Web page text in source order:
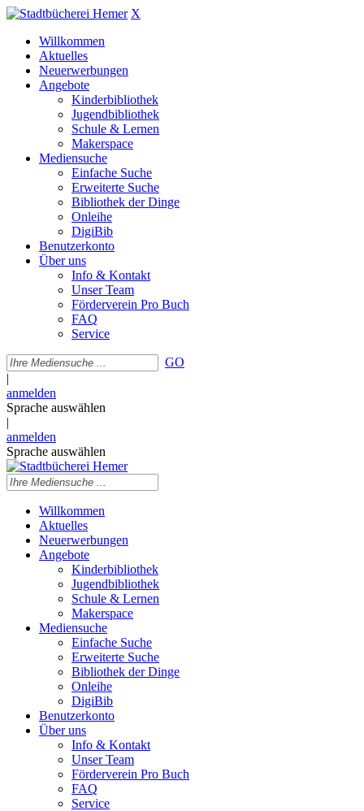
X
Willkommen
Aktuelles
Neuerwerbungen
Angebote
Kinderbibliothek
Jugendbibliothek
Schule & Lernen
Makerspace
Mediensuche
Einfache Suche
Erweiterte Suche
Bibliothek der Dinge
Onleihe
DigiBib
Benutzerkonto
Über uns
Info & Kontakt
Unser Team
Förderverein Pro Buch
FAQ
Service
GO
|
anmelden
Sprache auswählen
|
anmelden
Sprache auswählen
Willkommen
Aktuelles
Neuerwerbungen
Angebote
Kinderbibliothek
Jugendbibliothek
Schule & Lernen
Makerspace
Mediensuche
Einfache Suche
Erweiterte Suche
Bibliothek der Dinge
Onleihe
DigiBib
Benutzerkonto
Über uns
Info & Kontakt
Unser Team
Förderverein Pro Buch
FAQ
Service